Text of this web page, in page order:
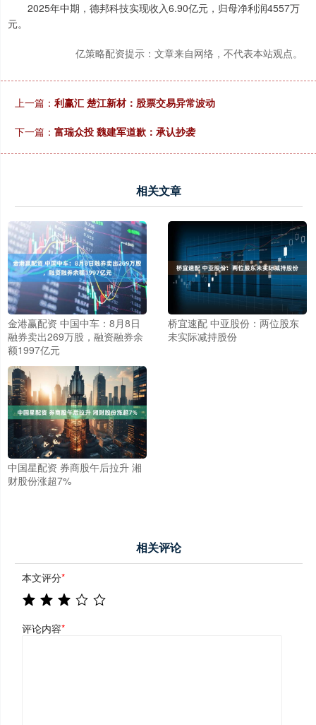
2025年中期，德邦科技实现收入6.90亿元，归母净利润4557万
元。
亿策略配资提示：文章来自网络，不代表本站观点。
上一篇： 利赢汇 楚江新材：股票交易异常波动
下一篇： 富瑞众投 魏建军道歉：承认抄袭
相关文章
金港赢配资 中国中车：8月8日
融券卖出269万股，融资融券余
额1997亿元
桥宜速配 中亚股份：两位股东
未实际减持股份
中国星配资 券商股午后拉升 湘
财股份涨超7%
相关评论
本文评分*
评论内容*